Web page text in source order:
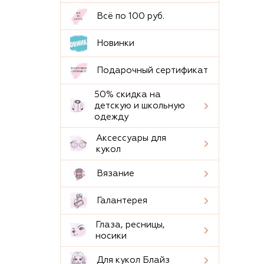
Всё по 100 руб.
Новинки
Подарочный сертификат
50% скидка на
детскую и школьную
одежду
Аксессуары для
кукол
Вязание
Галантерея
Глаза, ресницы,
носики
Для кукол Блайз